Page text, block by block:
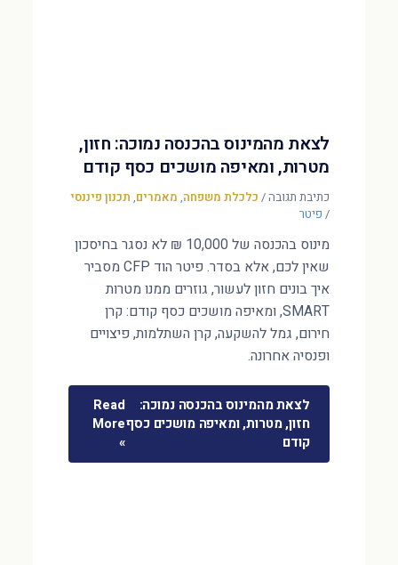
לצאת מהמינוס בהכנסה נמוכה: חזון,
מטרות, ומאיפה מושכים כסף קודם
כתיבת תגובה/ כלכלת משפחה, מאמרים, תכנון פיננסי
/ פיטר
מינוס בהכנסה של 10,000 ₪ לא נסגר בחיסכון
שאין לכם, אלא בסדר. פיטר הוד CFP מסביר
איך בונים חזון לעשור, גוזרים ממנו מטרות
SMART, ומאיפה מושכים כסף קודם: קרן
חירום, גמל להשקעה, קרן השתלמות, פיצויים
ופנסיה אחרונה.
לצאת מהמינוס בהכנסה נמוכה:
חזון, מטרות, ומאיפה מושכים כסף
קודם
Read
More
»